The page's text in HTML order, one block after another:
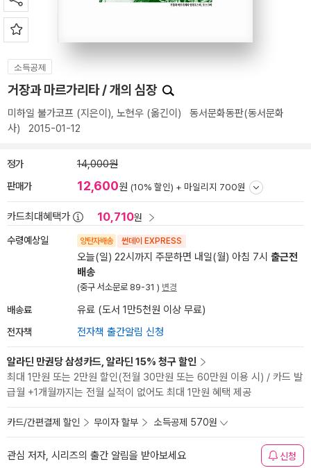
소득공제
거장과 마르가리타 / 개의 심장
미하일 불가코프 (지은이), 노현우 (옮긴이) 동서문화동판(동서문화
사) 2015-01-12
정가 14,000원
판매가 12,600원 (10% 할인) + 마일리지 700원
카드최대혜택가 10,710원
수령예상일 양탄자배송 썬데이 EXPRESS
오늘(일) 22시까지 주문하면 내일(월) 아침 7시 출근전
배송
(중구 서소문로 89-31 ) 변경
배송료 유료 (도서 1만5천원 이상 무료)
전자책 전자책 출간알림 신청
알라딘 만권당 삼성카드, 알라딘 15% 청구 할인
최대 1만원 또는 2만원 할인(전월 30만원 또는 60만원 이용 시) / 카드 발
급월 +1개월까지는 전월 실적이 없어도 최대 1만원 혜택 제공
카드/간편결제 할인 무이자 할부 소득공제 570원
관심 저자, 시리즈의 출간 알림을 받아보세요 신청